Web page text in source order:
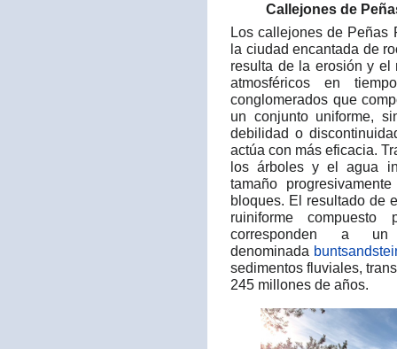
Callejones de
Los callejones de Peñas
la ciudad encantada de
resulta de la erosión y
atmosféricos en
conglomerados que
un conjunto uniforme,
debilidad o
actúa con más eficacia.
los árboles y el agua
tamaño
bloques. El resultado de
ruiniforme
corresponden a
denominada
sedimentos fluviales,
245 millones de años.